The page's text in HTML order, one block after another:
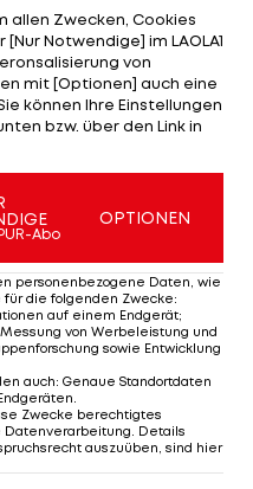
den Olympischen
Flagge und der
geheißen",
Bach in New York.
dem Deutschen ein
Fonds eingerichtet.
allen Zwecken, Cookies
Notwendige] im LAOLA1
von
mit [Optionen] auch eine
können Ihre Einstellungen
bzw. über den Link in
Abo
OPTIONEN
personenbezogene Daten, wie
für die folgenden Zwecke:
auf einem Endgerät;
von Werbeleistung und
sowie Entwicklung
auch: Genaue Standortdaten
.
Zwecke berechtigtes
Datenverarbeitung. Details
auszuüben, sind hier